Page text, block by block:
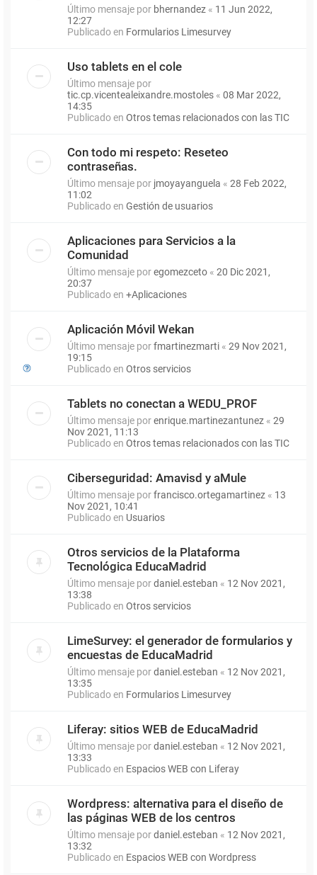
Último mensaje por bhernandez « 11 Jun 2022,
12:27
Publicado en Formularios Limesurvey
Uso tablets en el cole
Último mensaje por
tic.cp.vicentealeixandre.mostoles « 08 Mar 2022,
14:35
Publicado en Otros temas relacionados con las TIC
Con todo mi respeto: Reseteo
contraseñas.
Último mensaje por jmoyayanguela « 28 Feb 2022,
11:02
Publicado en Gestión de usuarios
Aplicaciones para Servicios a la
Comunidad
Último mensaje poregomezceto « 20 Dic 2021,
20:37
Publicado en +Aplicaciones
Aplicación Móvil Wekan
Último mensaje porfmartinezmarti « 29 Nov 2021,
19:15
Publicado en Otros servicios
Tablets no conectan a WEDU_PROF
Último mensaje porenrique.martinezantunez « 29
Nov 2021, 11:13
Publicado en Otros temas relacionados con las TIC
Ciberseguridad: Amavisd y aMule
Último mensaje porfrancisco.ortegamartinez « 13
Nov 2021, 10:41
Publicado en Usuarios
Otros servicios de la Plataforma
Tecnológica EducaMadrid
Último mensaje pordaniel.esteban « 12 Nov 2021,
13:38
Publicado en Otros servicios
LimeSurvey: el generador de formularios y
encuestas de EducaMadrid
Último mensaje pordaniel.esteban « 12 Nov 2021,
13:35
Publicado en Formularios Limesurvey
Liferay: sitios WEB de EducaMadrid
Último mensaje pordaniel.esteban « 12 Nov 2021,
13:33
Publicado en Espacios WEB con Liferay
Wordpress: alternativa para el diseño de
las páginas WEB de los centros
Último mensaje pordaniel.esteban « 12 Nov 2021,
13:32
Publicado en Espacios WEB con Wordpress